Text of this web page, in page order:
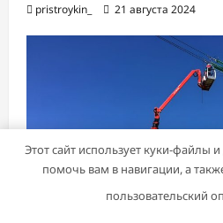
pristroykin_ 21 августа 2024
Этот сайт использует куки-файлы
помочь вам в навигации, а
пользовательский